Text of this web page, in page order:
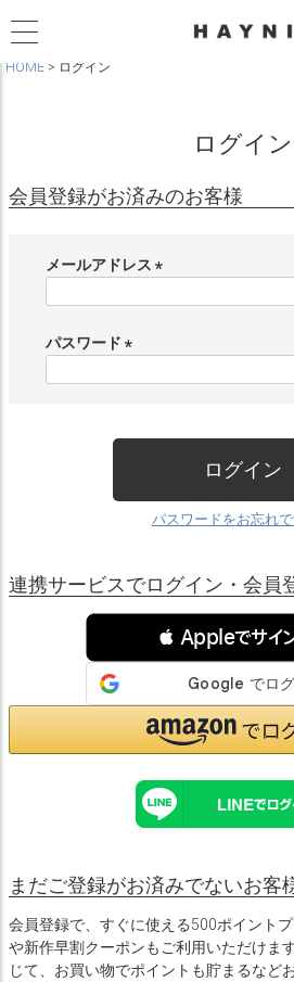
HOME ログイン
ログイン
会員登録がお済みのお客様
メールアドレス
)
パスワード
)
ログイン
パスワードをお忘れで
連携サービスでログイン・会員
 Appleでサイ
まだご登録がお済みでないお客
会員登録で、すぐに使える500ポイント
や新作早割クーポンもご利用いただけま
じて、お買い物でポイントも貯まるなど